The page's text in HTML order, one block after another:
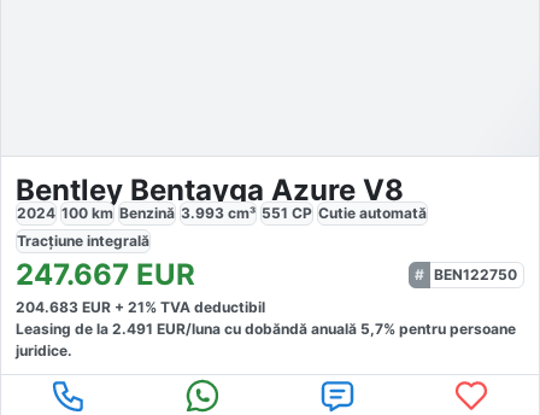
Bentley Bentayga Azure V8
2024 100 km Benzină 3.993 cm³ 551 CP Cutie automată
Tracțiune integrală
247.667 EUR
BEN122750
204.683 EUR + 21% TVA deductibil
Leasing de la 2.491 EUR/luna cu dobăndă anuală 5,7% pentru persoane
juridice.